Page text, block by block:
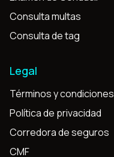
Consulta multas
Consulta de tag
Legal
Términos y condiciones
Política de privacidad
Corredora de seguros
CMF